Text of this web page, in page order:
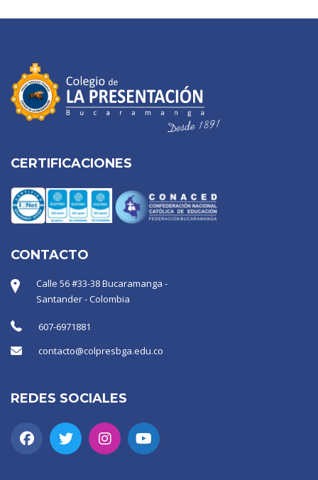
CERTIFICACIONES
CONTACTO
Calle 56 #33-38 Bucaramanga -
Santander - Colombia
607-6971881
contacto@colpresbga.edu.co
REDES SOCIALES